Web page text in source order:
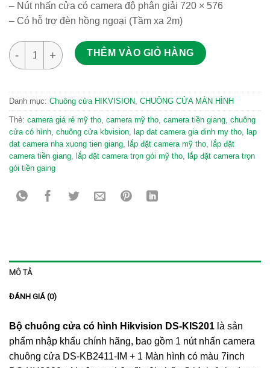
– Nút nhấn cửa có camera độ phân giải 720 × 576
– Có hỗ trợ đèn hồng ngoại (Tầm xa 2m)
Chuông cửa màn hình Hikvision DS-KIS201 số lượng
THÊM VÀO GIỎ HÀNG
Danh mục: Chuông cửa HIKVISION CHUÔNG CỬA MÀN HÌNH
Thẻ: camera giá rẻ mỹ tho camera mỹ tho camera tiền giang chuông
cửa có hình chuông cửa kbvision lap dat camera gia dinh my tho
lap
dat camera nha xuong tien giang
lắp đặt camera mỹ tho
lắp đặt
camera tiền giang
lắp đặt camera trọn gói mỹ tho
lắp đặt camera trọn
gói tiền gaing
MÔ TẢ
ĐÁNH GIÁ (0)
Bộ chuông cửa có hình Hikvision DS-KIS201 là sản
phẩm nhập khẩu chính hãng, bao gồm 1 nút nhấn camera
chuông cửa DS-KB2411-IM + 1 Màn hình có màu 7inch